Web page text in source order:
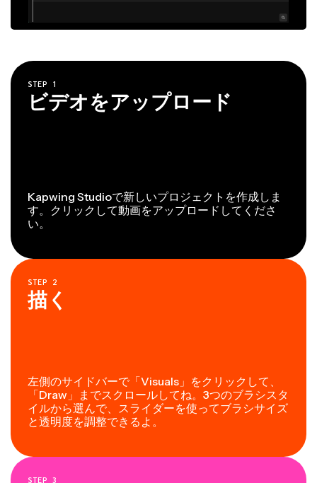
STEP 1
ビデオをアップロード
Kapwing Studioで新しいプロジェクトを作成しま
す。クリックして動画をアップロードしてくださ
い。
STEP 2
描く
左側のサイドバーで「Visuals」をクリックして、
「Draw」までスクロールしてね。3つのブラシスタ
イルから選んで、スライダーを使ってブラシサイズ
と透明度を調整できるよ。
STEP 3